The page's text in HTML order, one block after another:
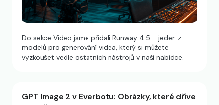
Do sekce Video jsme přidali Runway 4.5 – jeden z
modelů pro generování videa, který si můžete
vyzkoušet vedle ostatních nástrojů v naší nabídce.
GPT Image 2 v Everbotu: Obrázky, které dříve